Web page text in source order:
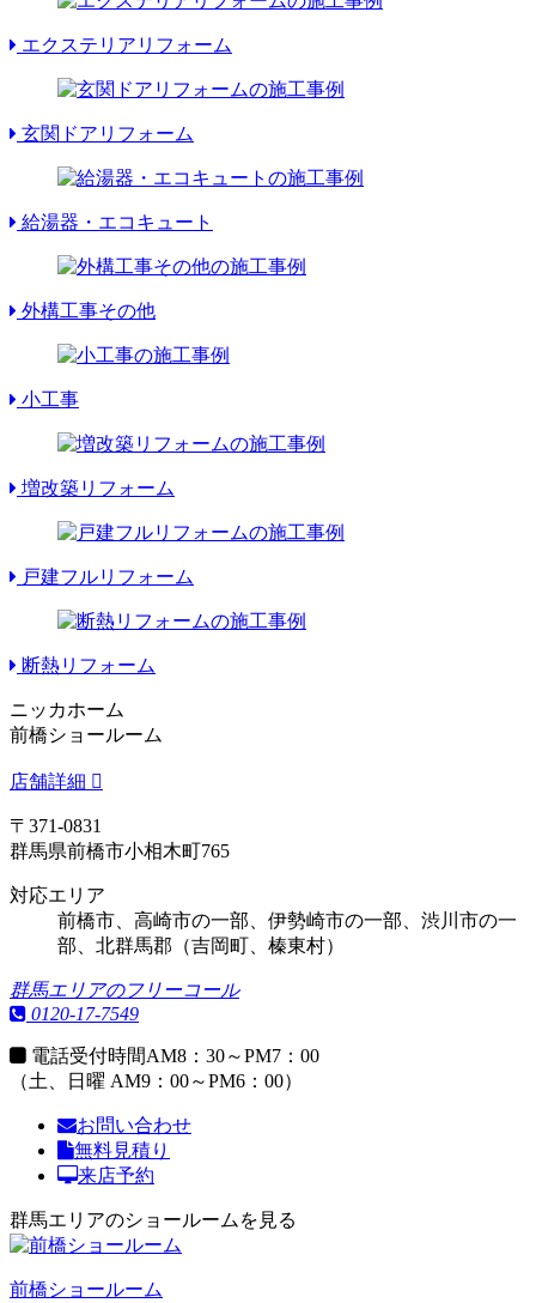
エクステリアリフォーム
玄関ドアリフォーム
給湯器・エコキュート
外構工事その他
小工事
増改築リフォーム
戸建フルリフォーム
断熱リフォーム
ニッカホーム
前橋ショールーム
店舗詳細
〒371-0831
群馬県前橋市小相木町765
対応エリア
前橋市、高崎市の一部、伊勢崎市の一部、渋川市の一
部、北群馬郡（吉岡町、榛東村）
群馬エリアのフリーコール
0120-17-7549
電話受付時間AM8：30～PM7：00
（土、日曜 AM9：00～PM6：00）
お問い合わせ
無料見積り
来店予約
群馬エリアのショールームを見る
前橋ショールーム